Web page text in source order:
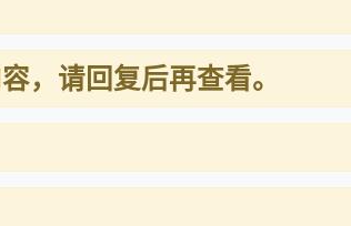
，请回复后再查看。